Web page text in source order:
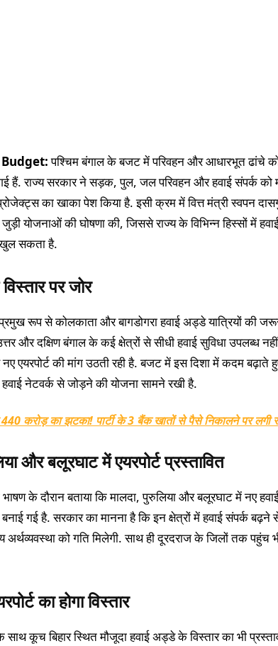
Budget:पश्चिम बंगाल के बजट में परिवहन और आधारभूत ढांचे
हैं. राज्य सरकार ने सड़क, पुल, जल परिवहन और हवाई संपर्क
का खाका पेश किया है. इसी क्रम में वित्त मंत्री स्वपन
योजनाओं की घोषणा की, जिससे राज्य के विभिन्न हिस्सों में
खुल सकता है.
पर जोर
प्रमुख रूप से कोलकाता और बागडोगरा हवाई अड्डे यात्रियों की
और दक्षिण बंगाल के कई क्षेत्रों से सीधी हवाई सुविधा उपलब्ध
एयरपोर्ट की मांग उठती रही है. बजट में इस दिशा में कदम बढ़ाते
नेटवर्क से जोड़ने की योजना सामने रखी है.
करोड़ का झटका! पार्टी के 3 बैंक खातों से पैसे निकालने पर लगी
और बलूरघाट में एयरपोर्ट प्रस्तावित
भाषण के दौरान बताया कि मालदा, पुरुलिया और बलूरघाट में नए
गई है. सरकार का मानना है कि इन क्षेत्रों में हवाई संपर्क बढ़ने
अर्थव्यवस्था को गति मिलेगी. साथ ही दूरदराज के जिलों तक पहुंच
का होगा विस्तार
कूच बिहार स्थित मौजूदा हवाई अड्डे के विस्तार का भी